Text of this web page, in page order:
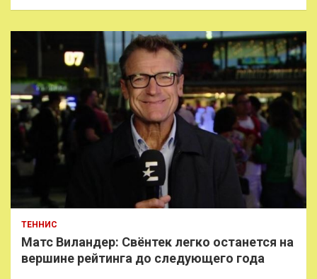
ТЕННИС
Матс Виландер: Свёнтек легко останется на
вершине рейтинга до следующего года